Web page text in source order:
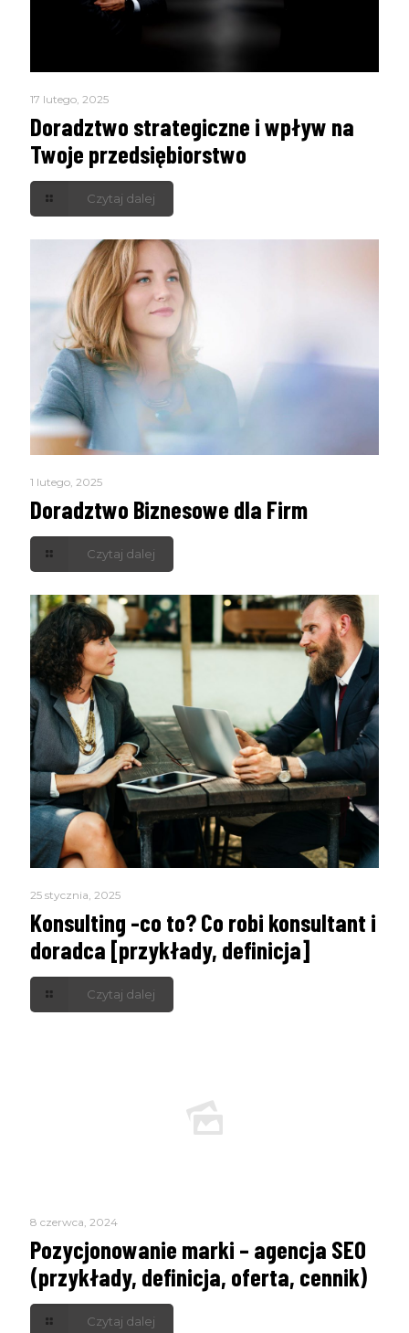
17 lutego, 2025
Doradztwo strategiczne i wpływ na
Twoje przedsiębiorstwo
Czytaj dalej
1 lutego, 2025
Doradztwo Biznesowe dla Firm
Czytaj dalej
25 stycznia, 2025
Konsulting -co to? Co robi konsultant i
doradca [przykłady, definicja]
Czytaj dalej
8 czerwca, 2024
Pozycjonowanie marki – agencja SEO
(przykłady, definicja, oferta, cennik)
Czytaj dalej